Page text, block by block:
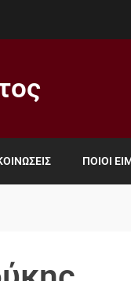
ΠΟΙΟΙ